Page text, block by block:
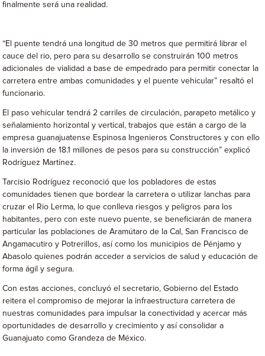
finalmente será una realidad.
“El puente tendrá una longitud de 30 metros que permitirá librar el
cauce del rio, pero para su desarrollo se construirán 100 metros
adicionales de vialidad a base de empedrado para permitir conectar la
carretera entre ambas comunidades y el puente vehicular” resaltó el
funcionario.
El paso vehicular tendrá 2 carriles de circulación, parapeto metálico y
señalamiento horizontal y vertical, trabajos que están a cargo de la
empresa guanajuatense Espinosa Ingenieros Constructores y con ello
la inversión de 18.1 millones de pesos para su construcción” explicó
Rodríguez Martínez.
Tarcisio Rodríguez reconoció que los pobladores de estas
comunidades tienen que bordear la carretera o utilizar lanchas para
cruzar el Rio Lerma, lo que conlleva riesgos y peligros para los
habitantes, pero con este nuevo puente, se beneficiarán de manera
particular las poblaciones de Aramútaro de la Cal, San Francisco de
Angamacutiro y Potrerillos, así como los municipios de Pénjamo y
Abasolo quienes podrán acceder a servicios de salud y educación de
forma ágil y segura.
Con estas acciones, concluyó el secretario, Gobierno del Estado
reitera el compromiso de mejorar la infraestructura carretera de
nuestras comunidades para impulsar la conectividad y acercar más
oportunidades de desarrollo y crecimiento y así consolidar a
Guanajuato como Grandeza de México.